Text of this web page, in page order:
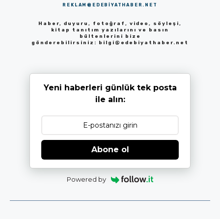
REKLAM@EDEBIYATHABER.NET
Haber, duyuru, fotoğraf, video, söyleşi,
kitap tanıtım yazılarını ve basın
bültenlerini bize
gönderebilirsiniz: bilgi@edebiyathaber.net
Yeni haberleri günlük tek posta
ile alın:
Abone ol
Powered by